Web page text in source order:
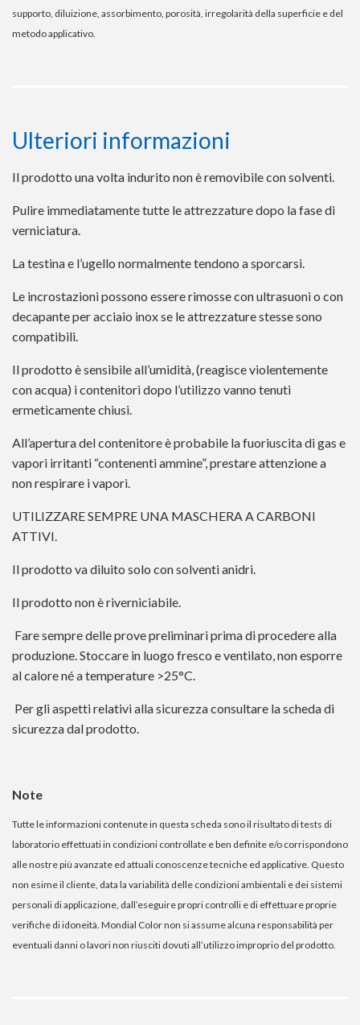
supporto, diluizione, assorbimento, porosità, irregolarità della superficie e del
metodo applicativo.
Ulteriori informazioni
Il prodotto una volta indurito non è removibile con solventi.
Pulire immediatamente tutte le attrezzature dopo la fase di
verniciatura.
La testina e l’ugello normalmente tendono a sporcarsi.
Le incrostazioni possono essere rimosse con ultrasuoni o con
decapante per acciaio inox se le attrezzature stesse sono
compatibili.
Il prodotto è sensibile all’umidità, (reagisce violentemente
con acqua) i contenitori dopo l’utilizzo vanno tenuti
ermeticamente chiusi.
All’apertura del contenitore è probabile la fuoriuscita di gas e
vapori irritanti “contenenti ammine”, prestare attenzione a
non respirare i vapori.
UTILIZZARE SEMPRE UNA MASCHERA A CARBONI
ATTIVI.
Il prodotto va diluito solo con solventi anidri.
Il prodotto non è riverniciabile.
Fare sempre delle prove preliminari prima di procedere alla
produzione. Stoccare in luogo fresco e ventilato, non esporre
al calore né a temperature >25°C.
Per gli aspetti relativi alla sicurezza consultare la scheda di
sicurezza dal prodotto.
Note
Tutte le informazioni contenute in questa scheda sono il risultato di tests di
laboratorio effettuati in condizioni controllate e ben definite e/o corrispondono
alle nostre più avanzate ed attuali conoscenze tecniche ed applicative. Questo
non esime il cliente, data la variabilità delle condizioni ambientali e dei sistemi
personali di applicazione, dall’eseguire propri controlli e di effettuare proprie
verifiche di idoneità. Mondial Color non si assume alcuna responsabilità per
eventuali danni o lavori non riusciti dovuti all’utilizzo improprio del prodotto.